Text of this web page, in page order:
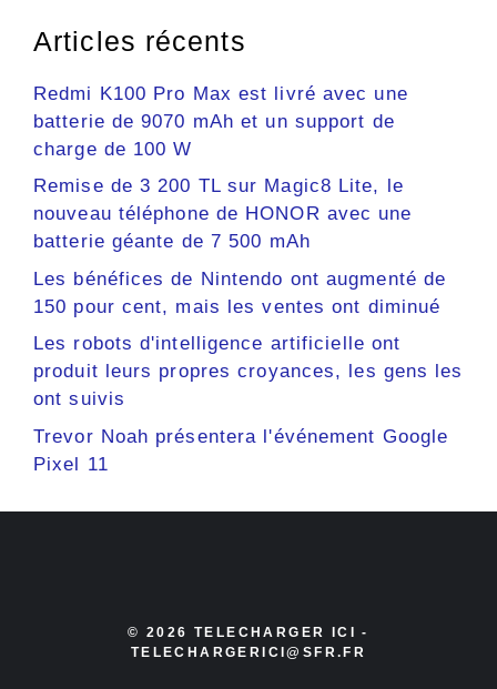
Articles récents
Redmi K100 Pro Max est livré avec une
batterie de 9070 mAh et un support de
charge de 100 W
Remise de 3 200 TL sur Magic8 Lite, le
nouveau téléphone de HONOR avec une
batterie géante de 7 500 mAh
Les bénéfices de Nintendo ont augmenté de
150 pour cent, mais les ventes ont diminué
Les robots d'intelligence artificielle ont
produit leurs propres croyances, les gens les
ont suivis
Trevor Noah présentera l'événement Google
Pixel 11
© 2026 TELECHARGER ICI -
TELECHARGERICI@SFR.FR